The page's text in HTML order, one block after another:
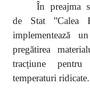
În preajma
de Stat ”Calea
implementează
pregătirea
tracțiune
temperaturi ridicate.